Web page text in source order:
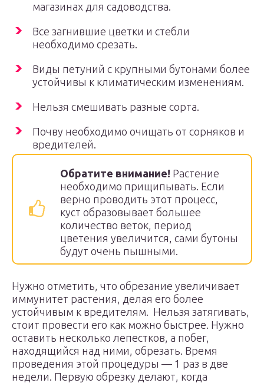
магазинах для садоводства.
Все загнившие цветки и стебли
необходимо срезать.
Виды петуний с крупными бутонами более
устойчивы к климатическим изменениям.
Нельзя смешивать разные сорта.
Почву необходимо очищать от сорняков и
вредителей.
Обратите внимание! Растение
необходимо прищипывать. Если
верно проводить этот процесс,
куст образовывает большее
количество веток, период
цветения увеличится, сами бутоны
будут очень пышными.
Нужно отметить, что обрезание увеличивает
иммунитет растения, делая его более
устойчивым к вредителям. Нельзя затягивать,
стоит провести его как можно быстрее. Нужно
оставить несколько лепестков, а побег,
находящийся над ними, обрезать. Время
проведения этой процедуры — 1 раз в две
недели. Первую обрезку делают, когда